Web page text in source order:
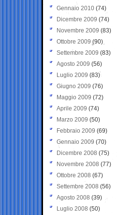
Gennaio 2010 (74)
Dicembre 2009 (74)
Novembre 2009 (83)
Ottobre 2009 (90)
Settembre 2009 (83)
Agosto 2009 (56)
Luglio 2009 (83)
Giugno 2009 (76)
Maggio 2009 (72)
Aprile 2009 (74)
Marzo 2009 (50)
Febbraio 2009 (69)
Gennaio 2009 (70)
Dicembre 2008 (75)
Novembre 2008 (77)
Ottobre 2008 (67)
Settembre 2008 (56)
Agosto 2008 (39)
Luglio 2008 (50)